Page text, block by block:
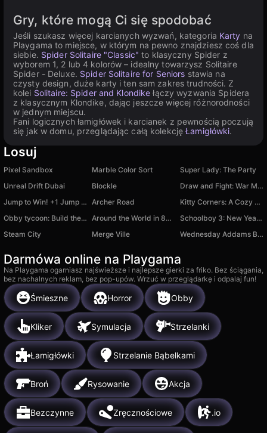
Gry, które mogą Ci się spodobać
Jeśli szukasz więcej karcianych wyzwań, kategoria Karty na
Playgama to miejsce, w którym na pewno znajdziesz coś dla
siebie. Spider Solitaire "Classic" to klasyczny Spider z
wyborem 1, 2 lub 4 kolorów – idealny towarzysz Solitaire
Spider - Deluxe. Spider Solitaire for Seniors stawia na
czysty design, duże karty i ten sam zakres trudności. Z
kolei Solitaire: Spider and Klondike łączy wyzwania Spidera
z klasycznym Klondike, dając jeszcze więcej różnorodności
w jednym miejscu.
Fani logicznych łamigłówek i karcianek z pewnością poczują
się jak w domu, przeglądając całą kolekcjęŁamigłówki.
Losuj
Pixel Sandbox Marble Color Sort
Super Lady: The Party
Unreal Drift Dubai
Blockle
Draw and Fight: War Machines!
Jump to Win! +1 Jump per second Archer Road
Kitty Corners: A Cozy Logic Puzzle
Obby tycoon: Build the city of dreams
Around the World in 80 Days: Hidden Quest
Schoolboy 3: New Year's holidays!
Steam City
Merge Ville Wednesday Addams Beauty Salon
Darmówa online na Playgama
Na Playgama ogarniasz najświeższe i najlepsze gierki za friko. Bez ściągania,
bez nachalnych reklam, bez pop-upów. Wrzuć w przeglądarkę i odpalaj fun!
Śmieszne Horror Obby
Kliker Symulacja Strzelanki
Łamigłówki Strzelanie Bąbelkami
Broń Rysowanie Akcja
Bezczynne Zręcznościowe .io